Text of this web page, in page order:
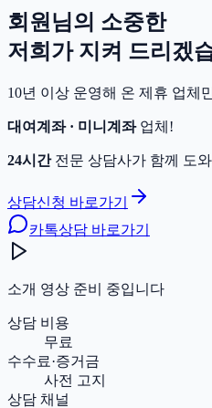
회원님의 소중한
저희가 지켜 드리겠
10년 이상 운영해 온 제휴 업체
대여계좌 · 미니계좌업체!
24시간전문 상담사가 함께 도
상담신청 바로가기
카톡상담 바로가기
소개 영상 준비 중입니다
상담 비용
무료
수수료·증거금
사전 고지
상담 채널